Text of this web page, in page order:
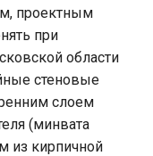
проектным
при
области
стеновые
слоем
(минвата
из кирпичной